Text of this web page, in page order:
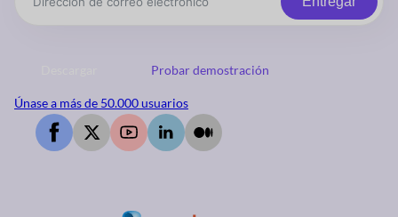
Probar demostración
Únase a más de 50.000 usuarios